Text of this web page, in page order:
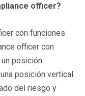
officer?
con funciones
officer con
posición
posición vertical
del riesgo y